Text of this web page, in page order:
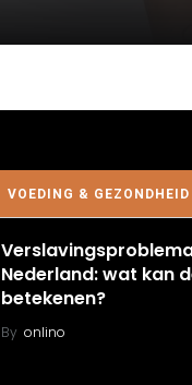
VOEDING & GEZONDHEID
Nederland: wat kan
betekenen?
By onlino